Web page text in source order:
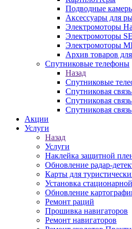
Подводные
Аксессуары для
Электромоторы
Электромоторы
Электромоторы
Архив товаров
Спутниковые телефоны
Назад
Спутниковые
Спутниковая
Спутниковая
Спутниковая
Акции
Услуги
Назад
Услуги
Наклейка защитной
Обновление радар-
Карты для
Установка
Обновление
Ремонт раций
Прошивка навигаторов
Ремонт навигаторов